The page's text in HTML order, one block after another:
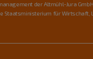
der Altmühl-Jura
Staatsministerium für Wirtschaft,